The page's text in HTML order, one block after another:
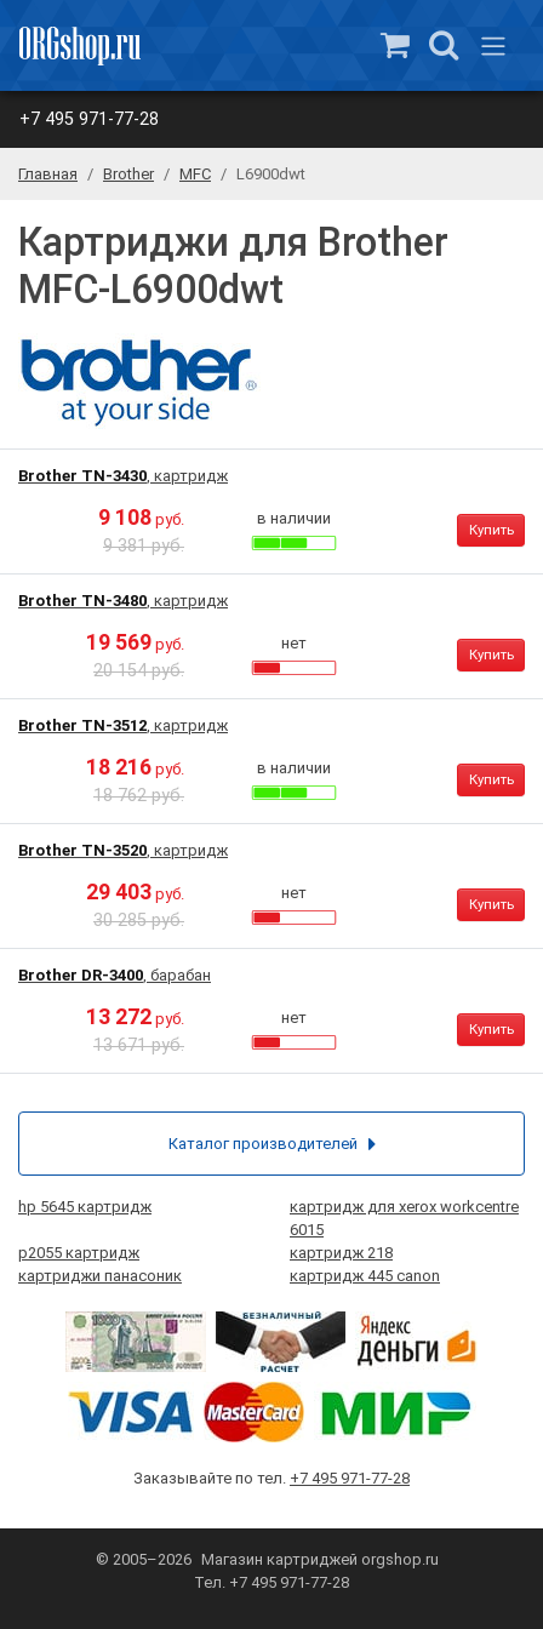
+7 495 971-77-28
Главная Brother MFC L6900dwt
Картриджи для Brother
MFC-L6900dwt
Brother TN-3430, картридж
9 108 руб.
9 381 руб.
в наличии
Купить
Brother TN-3480, картридж
19 569 руб.
20 154 руб.
нет
Купить
Brother TN-3512, картридж
18 216 руб.
18 762 руб.
в наличии
Купить
Brother TN-3520, картридж
29 403 руб.
30 285 руб.
нет
Купить
Brother DR-3400, барабан
13 272 руб.
13 671 руб.
нет
Купить
hp 5645 картридж
картридж для xerox workcentre
6015
p2055 картридж
картридж 218
картриджи панасоник
картридж 445 canon
Заказывайте по тел. +7 495 971-77-28
© 2005–2026 Магазин картриджей orgshop.ru
Тел. +7 495 971-77-28